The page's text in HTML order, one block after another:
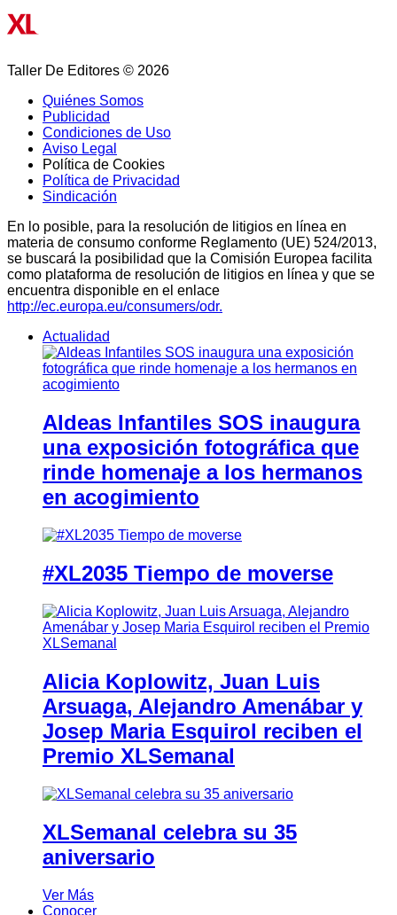
Taller De Editores © 2026
Quiénes Somos
Publicidad
Condiciones de Uso
Aviso Legal
Política de Cookies
Política de Privacidad
Sindicación
En lo posible, para la resolución de litigios en línea en
materia de consumo conforme Reglamento (UE) 524/2013,
se buscará la posibilidad que la Comisión Europea facilita
como plataforma de resolución de litigios en línea y que se
encuentra disponible en el enlace
http://ec.europa.eu/consumers/odr.
Actualidad
Aldeas Infantiles SOS inaugura
una exposición fotográfica que
rinde homenaje a los hermanos
en acogimiento
#XL2035 Tiempo de moverse
Alicia Koplowitz, Juan Luis
Arsuaga, Alejandro Amenábar y
Josep Maria Esquirol reciben el
Premio XLSemanal
XLSemanal celebra su 35
aniversario
Ver Más
Conocer